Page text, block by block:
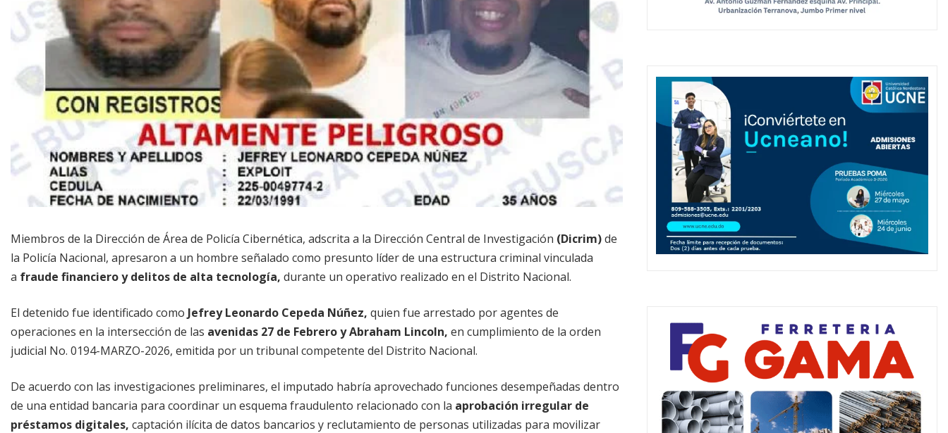
Miembros de la Dirección de Área de Policía Cibernética, adscrita a la Dirección Central de Investigación (Dicrim)de
la Policía Nacional, apresaron a un hombre señalado como presunto líder de una estructura criminal vinculada
a fraude financiero y delitos de alta tecnología, durante un operativo realizado en el Distrito Nacional.
El detenido fue identificado como Jefrey Leonardo Cepeda Núñez, quien fue arrestado por agentes de
operaciones en la intersección de las avenidas 27 de Febrero y Abraham Lincoln, en cumplimiento de la orden
judicial No. 0194-MARZO-2026, emitida por un tribunal competente del Distrito Nacional.
De acuerdo con las investigaciones preliminares, el imputado habría aprovechado funciones desempeñadas dentro
de una entidad bancaria para coordinar un esquema fraudulento relacionado con la aprobación irregular de
préstamos digitales, captación ilícita de datos bancarios y reclutamiento de personas utilizadas para movilizar